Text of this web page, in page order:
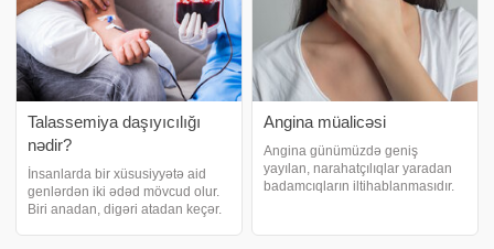
Talassemiya daşıyıcılığı
nədir?
İnsanlarda bir xüsusiyyətə aid
genlərdən iki ədəd mövcud olur.
Biri anadan, digəri atadan keçər.
Angina müalicəsi
Angina günümüzdə geniş
yayılan, narahatçılıqlar yaradan
badamcıqların iltihablanmasıdır.
olaraq adlandırılır. Virus və ya